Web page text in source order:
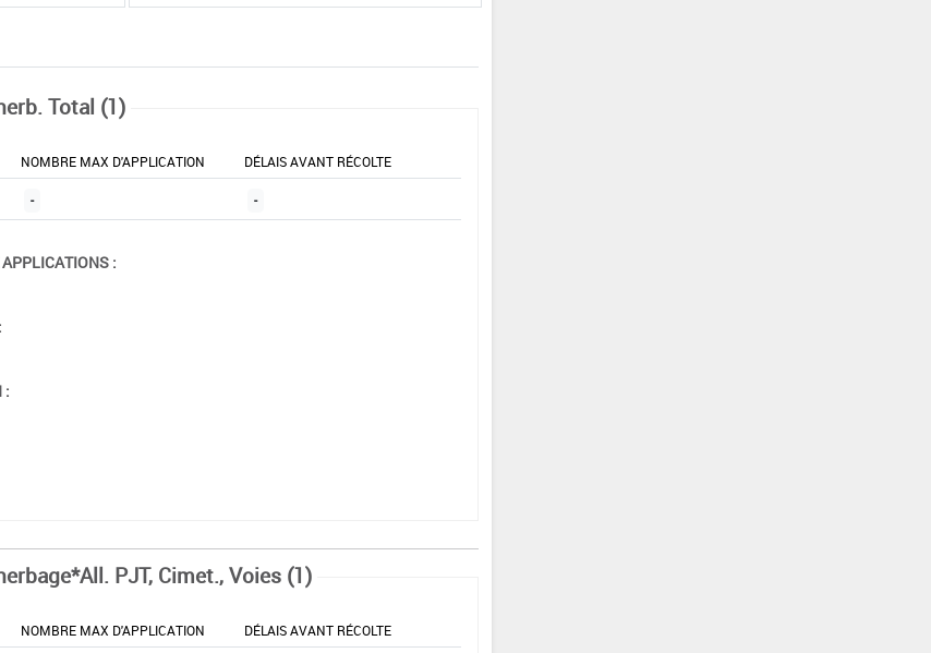
Total (1)
NOMBRE MAX D'APPLICATION DÉLAIS AVANT RÉCOLTE
- -
:
:
PJT, Cimet., Voies (1)
NOMBRE MAX D'APPLICATION DÉLAIS AVANT RÉCOLTE